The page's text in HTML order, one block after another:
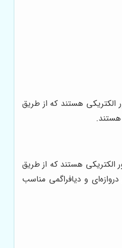
الکتریکی هستند که از طریق
هستند.
الکتریکی هستند که از طریق
و دیافراگمی مناسب